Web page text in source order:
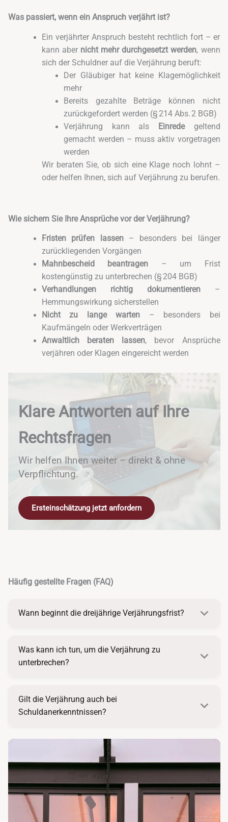
Was passiert, wenn ein Anspruch verjährt ist?
Ein verjährter Anspruch besteht rechtlich fort – er
kann aber nicht mehr durchgesetzt werden, wenn
sich der Schuldner auf die Verjährung beruft:
Der Gläubiger hat keine Klagemöglichkeit
mehr
Bereits gezahlte Beträge können nicht
zurückgefordert werden (§ 214 Abs. 2 BGB)
Verjährung kann als
Einredegeltend
gemacht werden – muss aktiv vorgetragen
werden
Wir beraten Sie, ob sich eine Klage noch lohnt –
oder helfen Ihnen, sich auf Verjährung zu berufen.
Wie sichern Sie Ihre Ansprüche vor der Verjährung?
Fristen prüfen lassen– besonders bei länger
zurückliegenden Vorgängen
Mahnbescheid beantragen – um Frist
kostengünstig zu unterbrechen (§ 204 BGB)
Verhandlungen richtig dokumentieren–
Hemmungswirkung sicherstellen
Nicht zu lange warten – besonders bei
Kaufmängeln oder Werkverträgen
Anwaltlich beraten lassen, bevor Ansprüche
verjähren oder Klagen eingereicht werden
Klare Antworten auf Ihre
Rechtsfragen
Wir helfen Ihnen weiter – direkt & ohne
Verpflichtung.
Ersteinschätzung jetzt anfordern
Häufig gestellte Fragen (FAQ)
Wann beginnt die dreijährige Verjährungsfrist?
Was kann ich tun, um die Verjährung zu
unterbrechen?
Gilt die Verjährung auch bei
Schuldanerkenntnissen?